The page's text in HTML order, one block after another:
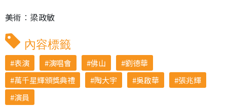
美術︰梁政敏
內容標籤
表演 演唱會 佛山
劉德華
萬千星輝頒獎典禮
陶大宇 吳啟華
張兆輝
演員